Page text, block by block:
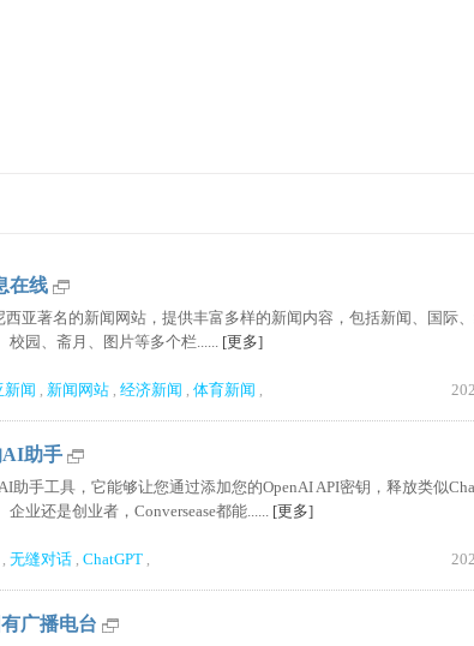
在线
亚著名的新闻网站，提供丰富多样的新闻内容，包括新闻、国际、
园、斋月、图片等多个栏...... [更多]
新闻 , 新闻网站 , 经济新闻 , 体育新闻 ,
AI助手
助手工具，它能够让您通过添加您的OpenAI API密钥，释放类似
业还是创业者，Conversease都能...... [更多]
, 无缝对话 , ChatGPT ,
广播电台